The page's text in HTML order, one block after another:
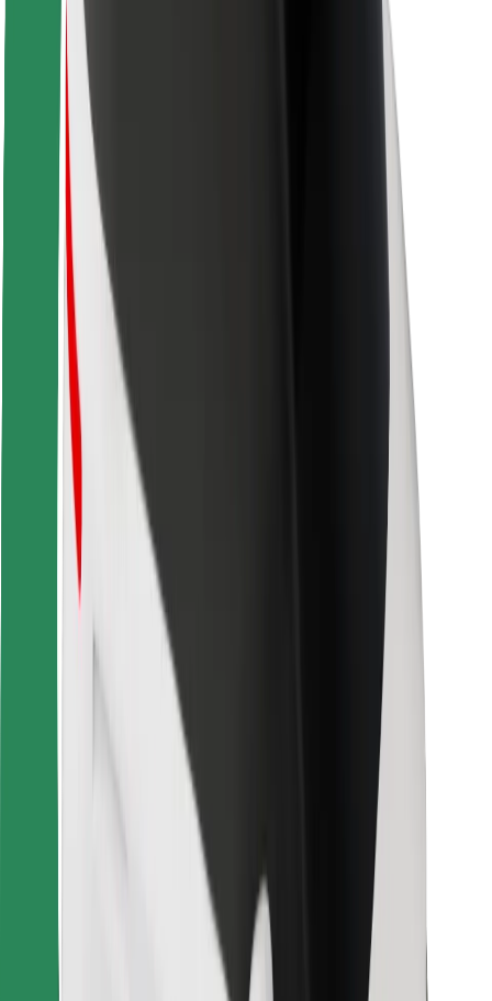
Ciudades
Dónde estamos
Soluciones para las ciudades
Aeropuertos
Estaciones de carga de Bolt
Soporte
Para usuarios
Para conductores
Para repartidores
Bolt Food
Para propietarios de flota
Para restaurantes
Bolt para empresas
Proveedores
Términos y Condiciones
¡Conseguí un viaje en minutos!
Descargar la app de Bolt
Encontrá tu comida favorita
Descargar la app de Bolt Food